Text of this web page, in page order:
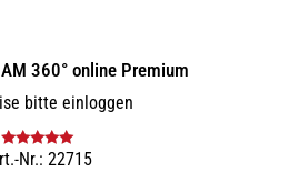
360° online Premium
bitte einloggen
Bewertet mit
Nr.: 22715